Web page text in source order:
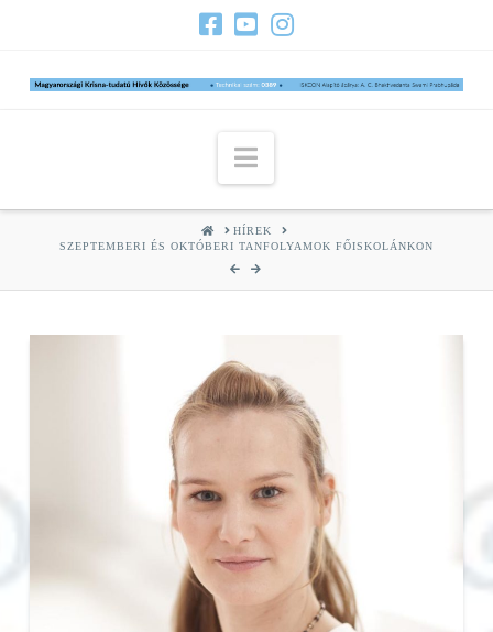
Navigation
HOMEHÍREK
SZEPTEMBERI ÉS OKTÓBERI TANFOLYAMOK FŐISKOLÁNKON